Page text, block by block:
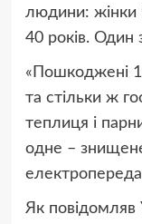
людини: жінки
40 років. Один
«Пошкоджені
та стільки ж
теплиця і
одне –
Як повідомляв